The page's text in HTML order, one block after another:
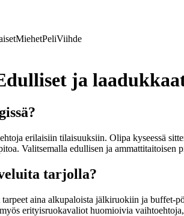
MiehetPeliViihde
ja
erilaisiin tilaisuuksiin. Olipa kyseessä
Valitsemalla edullisen ja ammattitaitoisen
tarjolla?
aina alkupaloista jälkiruokiin ja
erityisruokavaliot huomioivia